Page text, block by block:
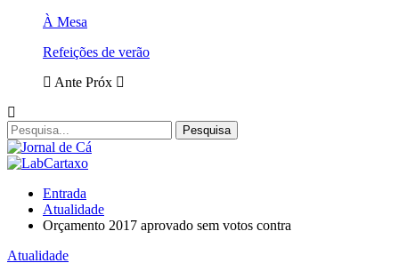
À Mesa
Refeições de verão
Ante Próx
Entrada
Atualidade
Orçamento 2017 aprovado sem votos contra
Atualidade